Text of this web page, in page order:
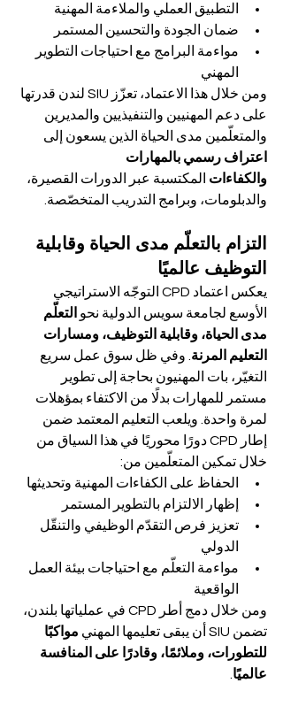
التطبيق العملي والملاءمة المهنية
ضمان الجودة والتحسين المستمر
مواءمة البرامج مع احتياجات التطوير
المهني
ومن خلال هذا الاعتماد، تعزّز SIU لندن قدرتها
على دعم المهنيين والتنفيذيين والمديرين
والمتعلّمين مدى الحياة الذين يسعون إلى
اعتراف رسمي بالمهارات
والكفاءات المكتسبة عبر الدورات القصيرة،
والدبلومات، وبرامج التدريب المتخصّصة.
التزام بالتعلّم مدى الحياة وقابلية
التوظيف عالميًا
يعكس اعتماد CPD التوجّه الاستراتيجي
الأوسع لجامعة سويس الدولية نحو التعلّم
مدى الحياة، وقابلية التوظيف، ومسارات
التعليم المرنة . وفي ظل سوق عمل سريع
التغيّر، بات المهنيون بحاجة إلى تطوير
مستمر للمهارات بدلًا من الاكتفاء بمؤهلات
لمرة واحدة. ويلعب التعليم المعتمد ضمن
إطار CPD دورًا محوريًا في هذا السياق من
خلال تمكين المتعلّمين من:
الحفاظ على الكفاءات المهنية وتحديثها
إظهار الالتزام بالتطوير المستمر
تعزيز فرص التقدّم الوظيفي والتنقّل
الدولي
مواءمة التعلّم مع احتياجات بيئة العمل
الواقعية
ومن خلال دمج أطر CPD في عملياتها بلندن،
تضمن SIU أن يبقى تعليمها المهني
مواكبًا
للتطورات، وملائمًا، وقادرًا على المنافسة
عالميًا